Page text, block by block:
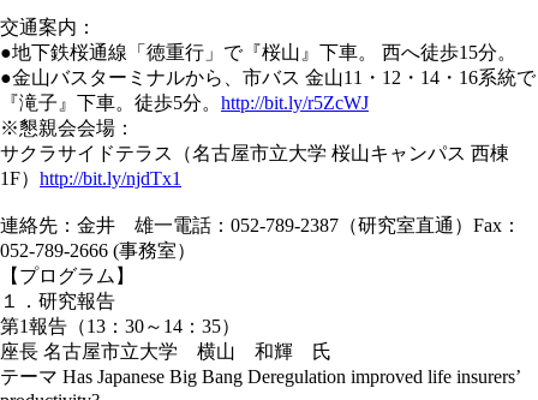
交通案内：
●地下鉄桜通線「徳重行」で『桜山』下車。 西へ徒歩15分。
●金山バスターミナルから、市バス 金山11・12・14・16系統で
『滝子』下車。徒歩5分。 http://bit.ly/r5ZcWJ
※懇親会会場：
サクラサイドテラス（名古屋市立大学 桜山キャンパス 西棟
1F） http://bit.ly/njdTx1
連絡先：金井 雄一電話：052-789-2387（研究室直通）Fax：
052-789-2666 (事務室）
【プログラム】
１．研究報告
第1報告（13：30～14：35）
座長 名古屋市立大学 横山 和輝 氏
テーマ Has Japanese Big Bang Deregulation improved life insurers’